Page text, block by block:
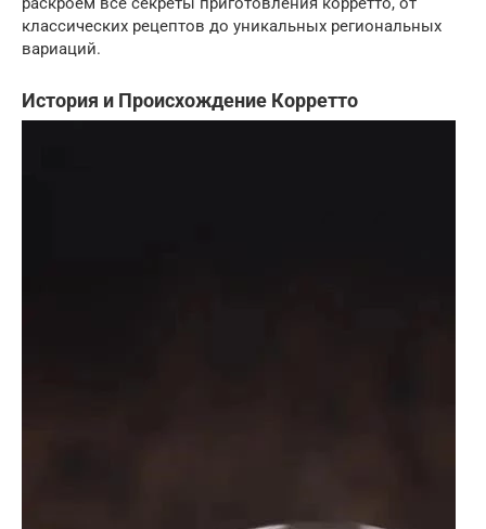
классических рецептов до уникальных региональных
вариаций.
История и Происхождение Корретто